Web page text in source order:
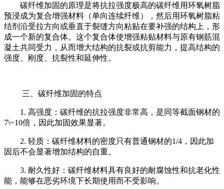
碳纤维加固的原理是将抗拉强度极高的碳纤维用环氧树脂
预浸成为复合增强材料（单向连续纤维），然后用环氧树脂粘
结剂沿受拉方向或垂直于裂缝方向粘贴在要补强的结构上，形
成一个新的复合体。这个复合体使增强粘贴材料与原有钢筋混
凝土共同受力，从而增大结构的抗裂或抗剪能力，提高结构的
强度、刚度、抗裂性和延伸性。
三、碳纤维加固的特点
1. 高强度：碳纤维的抗拉强度非常高，是同等截面钢材的
7\~10倍，因此加固效果显著。
2. 轻质：碳纤维材料的密度只有普通钢材的1/4，因此加
固后不会显著增加结构的自重。
3. 耐久性好：碳纤维材料具有良好的耐腐蚀性和抗老化性
能，能够在恶劣环境下长期使用而不受影响。